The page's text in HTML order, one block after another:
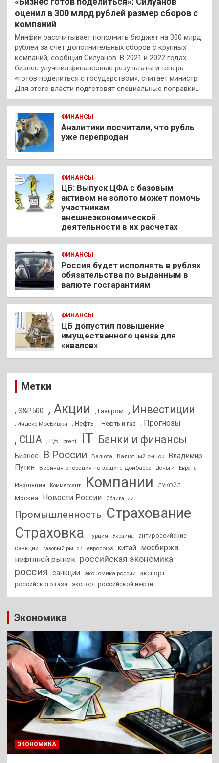
оценил в 300 млрд рублей размер сборов с
компаний
Минфин рассчитывает пополнить бюджет на 300 млрд
рублей за счет дополнительных сборов с крупных
компаний, сообщил Силуанов. В 2021 и 2022 годах
бизнес улучшил финансовые результаты и теперь
«готов поделиться с государством», считает министр.
Для этого власти подготовят специальные поправки…
ФИНАНСЫ
Аналитики посчитали, что рубль
уже перепродан
ФИНАНСЫ
ЦБ: Выпуск ЦФА с базовым
активом на золото может помочь
участникам
внешнеэкономической
деятельности в их расчетах
ФИНАНСЫ
Россия будет исполнять в рублях
обязательства по выданным в
валюте госгарантиям
ФИНАНСЫ
ЦБ допустил повышение
имущественного ценза для
«квалов»
Метки
, S&P500 , Акции , Газпром , Инвестиции
, Индекс МосБиржи , Нефть , Нефть и газ , Прогнозы
, США , ЦБ brent IT Банки и финансы
Бизнес В России Валюта Валютный рынок
Владимир
Путин
Военная операция по защите Донбасса Деньги Европа
Инфляция Коммерсант Компании ЛУКОЙЛ
Москва Новости России Облигации
Промышленность Страхование
Страховка
Турция Украина
антироссийские
санкции
газовый рынок евросоюз китай
мосбиржа
нефтяной рынок российская экономика
россия санкции экономика россии
экспорт
российского газа
экспорт российской нефти
Экономика
ЭКОНОМИКА